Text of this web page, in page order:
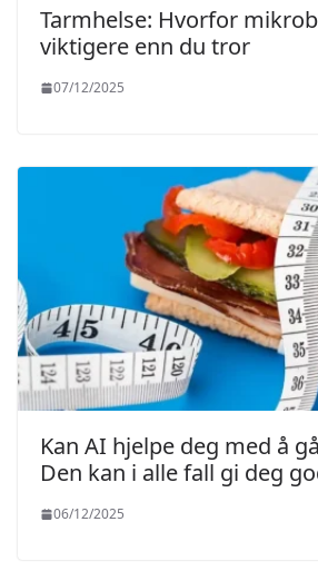
Tarmhelse: Hvorfor
viktigere enn du tror
07/12/2025
Kan AI hjelpe deg med å
Den kan i alle fall gi deg
06/12/2025